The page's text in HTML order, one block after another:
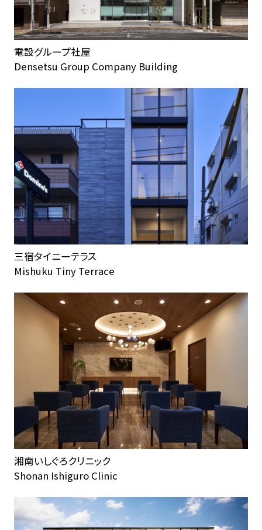
電設グループ社屋
Densetsu Group Company Building
三宿タイニーテラス
Mishuku Tiny Terrace
湘南いしぐろクリニック
Shonan Ishiguro Clinic